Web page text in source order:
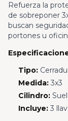
Refuerza la
de sobreponer
buscan
portones u
Tipo:
Medida:3x3
Cilindro:
Incluye:3